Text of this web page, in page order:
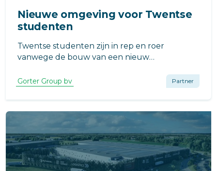
Nieuwe omgeving voor Twentse
studenten
Twentse studenten zijn in rep en roer
vanwege de bouw van een nieuw
krijgt met de nieuwbouw ook een nieuwe
Gorter Group bv Partner